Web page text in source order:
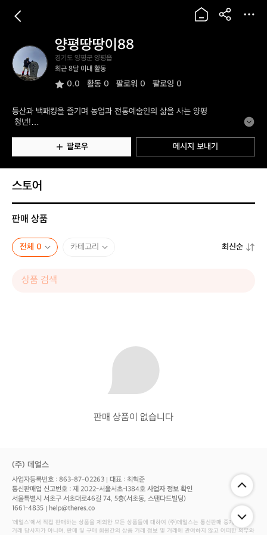
양
평
땅
8
8
양평땅땅이88
경기도 양평군 양평읍
최근 8달 이내 활동
0.0 활동 0 팔로워 0 팔로잉 0
등산과 백패킹을 즐기며 농업과 전통예술인의 삶을 사는 양평
청년!
한라산 4회, 용문산5회 외 등등
현재 진행형 등산러!!
팔로우 메시지 보내기
스토어
판매 상품
전체 0 카테고리 최신순
판매 상품이 없습니다
(주) 데얼스
사업자등록번호 : 863-87-02263 대표 : 최혁준
통신판매업 신고번호 : 제 2022-서울서초-1384호 사업자 정보 확인
서울특별시 서초구 서초대로46길 74, 5층(서초동, 스탠다드빌딩)
1661-4835 help@theres.co
‘데얼스'에서 직접 판매하는 상품을 제외한 모든 상품들에 대하여 (주)데얼스는 통신판매 중개자로서
거래 당사자가 아니며, 판매 및 구매 회원간의 상품 거래 정보 및 거래에 관여하지 않고 어떠한 의무와